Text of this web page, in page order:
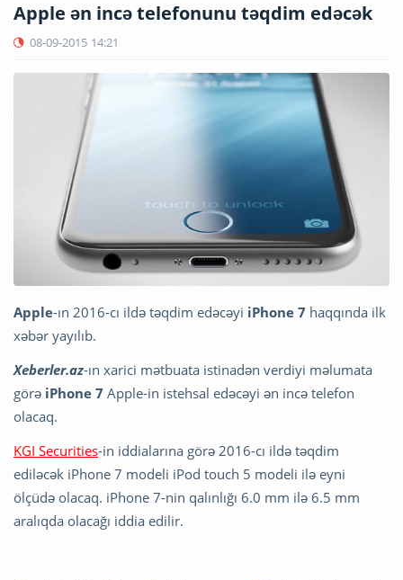
Apple ən incə telefonunu təqdim edəcək
08-09-2015 14:21
Apple-ın 2016-cı ildə təqdim edəcəyi iPhone 7 haqqında ilk
xəbər yayılıb.
Xeberler.az-ın xarici mətbuata istinadən verdiyi məlumata
görə iPhone 7 Apple-in istehsal edəcəyi ən incə telefon
olacaq.
KGI Securities-in iddialarına görə 2016-cı ildə təqdim
ediləcək iPhone 7 modeli iPod touch 5 modeli ilə eyni
ölçüdə olacaq. iPhone 7-nin qalınlığı 6.0 mm ilə 6.5 mm
aralıqda olacağı iddia edilir.